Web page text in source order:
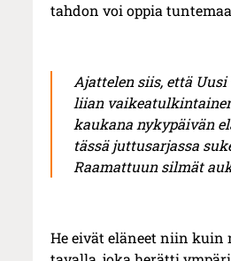
tahdon voi oppia
Ajattelen siis, että
liian
kaukana nykypäivän
tässä juttusarjassa
Raamattuun silmät
He eivät eläneet niin kuin